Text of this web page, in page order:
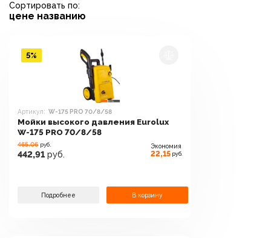
Сортировать по:
цене названию
Артикул: W-175 PRO 70/8/58
Мойки высокого давления Eurolux
W-175 PRO 70/8/58
465.06 руб.
442,91 руб.
Экономия
22,15 руб.
Подробнее В корзину
5%